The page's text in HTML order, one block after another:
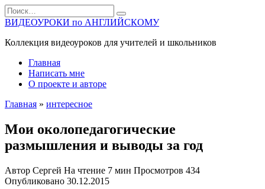
Перейти
к
содержанию
Search
for:
ВИДЕОУРОКИ по АНГЛИЙСКОМУ
Коллекция видеоуроков для учителей и школьников
Главная
Написать мне
О проекте и авторе
Главная » интересное
Мои околопедагогические
размышления и выводы за год
Автор Сергей На чтение 7 мин Просмотров 434
Опубликовано 30.12.2015